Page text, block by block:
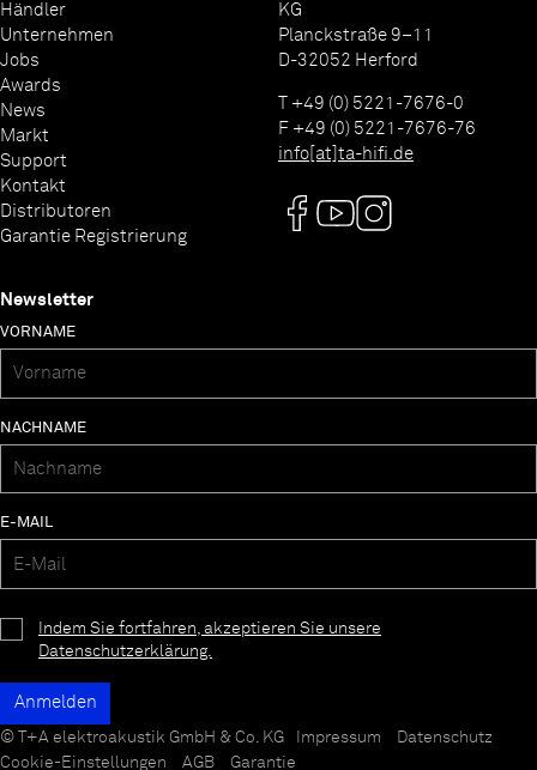
Händler
Unternehmen
Jobs
Awards
News
Markt
Support
Kontakt
Distributoren
Garantie Registrierung
KG
Planckstraße 9–11
D-32052 Herford
T +49 (0) 5221-7676-0
F +49 (0) 5221-7676-76
info[at]ta-hifi.de
Newsletter
VORNAME
NACHNAME
E-MAIL
Indem Sie fortfahren, akzeptieren Sie unsere
Datenschutzerklärung.
© T+A elektroakustik GmbH & Co. KG Impressum
Datenschutz
Cookie-Einstellungen
AGB
Garantie